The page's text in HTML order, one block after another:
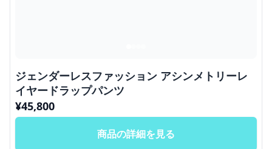
ジェンダーレスファッション アシンメトリーレ
イヤードラップパンツ
¥45,800
商品の詳細を見る